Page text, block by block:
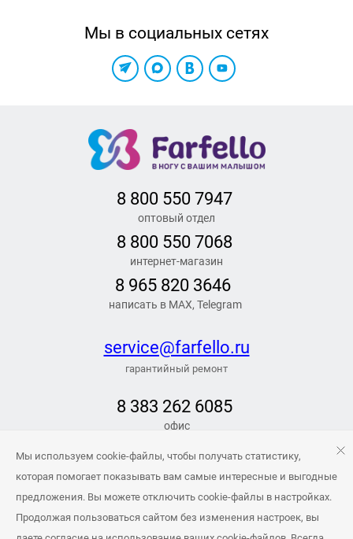
Мы в социальных сетях
8 800 550 7947
оптовый отдел
8 800 550 7068
интернет-магазин
8 965 820 3646
написать в MAX, Telegram
service@farfello.ru
гарантийный ремонт
8 383 262 6085
офис
РЕЖИМ РАБОТЫ
info@farfello.ru
Мы используем cookie-файлы, чтобы получать статистику,
которая помогает показывать вам самые интересные и выгодные
предложения. Вы можете отключить cookie-файлы в настройках.
Продолжая пользоваться сайтом без изменения настроек, вы